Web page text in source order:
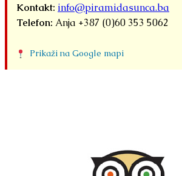
Kontakt: info@piramidasunca.ba
Telefon: Anja +387 (0)60 353 5062
Prikaži na Google mapi